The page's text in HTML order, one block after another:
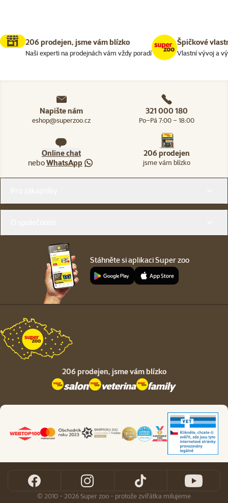
206 prodejen, jsme vám blízko
Naši experti na prodejnách vám vždy poradí
Špičkové
Vlastní vývoj a
Napište nám
eshop@superzoo.cz
321 000 180
Po–Pá 7:00 – 18:00
Online chat
neboWhatsApp
206 prodejen
jsme vám blízko
Stáhněte si aplikaci Super zoo
206 prodejen, jsme vám blízko
© 2010 - 2026 Super zoo - protože zvířátka milujeme